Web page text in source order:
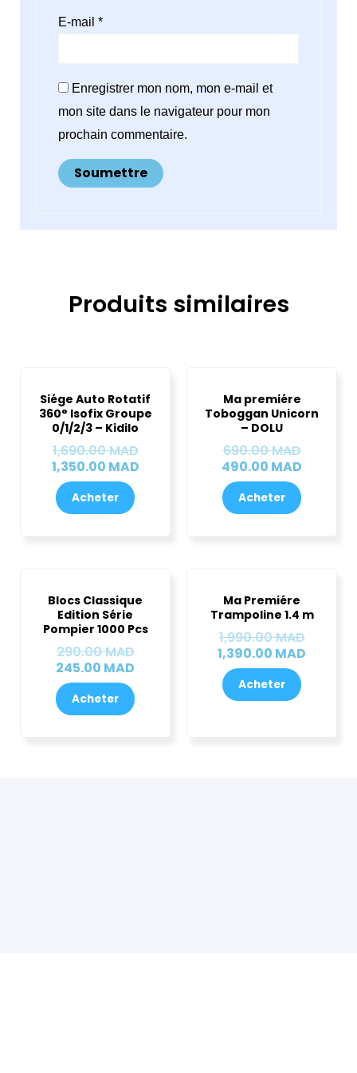
E-mail *
Enregistrer mon nom, mon e-mail et
mon site dans le navigateur pour mon
prochain commentaire.
Produits similaires
Siége Auto Rotatif
360° Isofix Groupe
0/1/2/3 – Kidilo
1,690.00MAD
prix
initial
était :
1,350.00 MAD
prix
actuel
est :
Acheter
produit
a
plusieurs
variations.
options
la
du
produit
Ma premiére
Toboggan Unicorn
– DOLU
690.00MAD
initial
était :
490.00 MAD
actuel
est :
Acheter
Blocs Classique
Edition Série
Pompier 1000 Pcs
290.00MAD
initial
était :
245.00 MAD
actuel
est :
Acheter
Ma Premiére
Trampoline 1.4 m
1,990.00MAD
initial
était :
1,390.00 MAD
actuel
est :
Acheter